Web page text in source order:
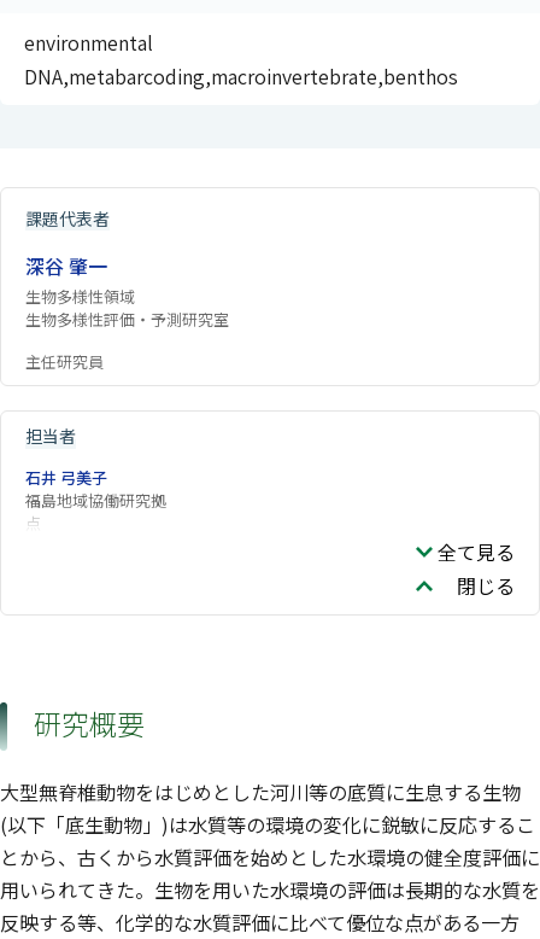
environmental
DNA,metabarcoding,macroinvertebrate,benthos
課題代表者
深谷 肇一
生物多様性領域
生物多様性評価・予測研究室
主任研究員
担当者
石井 弓美子
福島地域協働研究拠
点
全て見る
閉じる
研究概要
大型無脊椎動物をはじめとした河川等の底質に生息する生物
(以下「底生動物」)は水質等の環境の変化に鋭敏に反応するこ
とから、古くから水質評価を始めとした水環境の健全度評価に
用いられてきた。生物を用いた水環境の評価は長期的な水質を
反映する等、化学的な水質評価に比べて優位な点がある一方